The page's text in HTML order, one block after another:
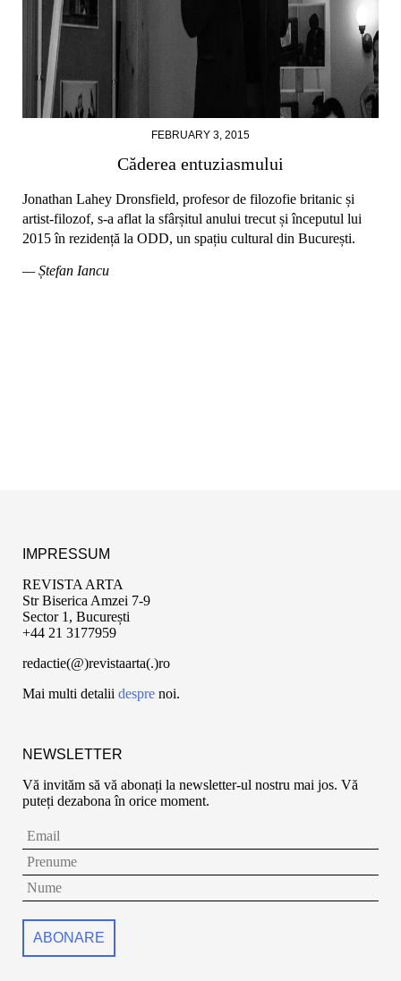
FEBRUARY 3, 2015
Căderea entuziasmului
Jonathan Lahey Dronsfield, profesor de filozofie britanic și
artist-filozof, s-a aflat la sfârșitul anului trecut și începutul lui
2015 în rezidență la ODD, un spațiu cultural din București.
— Ștefan Iancu
IMPRESSUM
REVISTA ARTA
Str Biserica Amzei 7-9
Sector 1, București
+44 21 3177959
redactie(@)revistaarta(.)ro
Mai multi detalii despre noi.
NEWSLETTER
Vă invităm să vă abonați la newsletter-ul nostru mai jos. Vă
puteți dezabona în orice moment.